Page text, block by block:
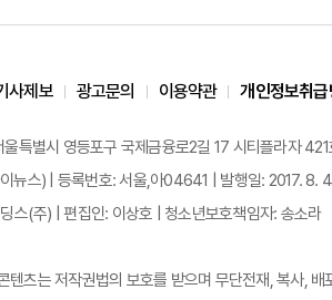
사제보 광고문의 이용약관 개인정보취급
특별시 영등포구 국제금융로2길 17 시티플라자
뉴스) | 등록번호: 서울,아04641 | 발행일: 2017. 8. 4
스(주) | 편집인: 이상호 | 청소년보호책임자: 송소라
츠는 저작권법의 보호를 받으며 무단전재, 복사, 배